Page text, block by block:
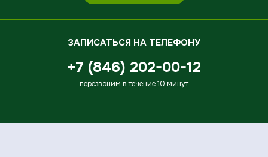
ЗАПИСАТЬСЯ НА ТЕЛЕФОНУ
+7 (846) 202-00-12
перезвоним в течение 10 минут